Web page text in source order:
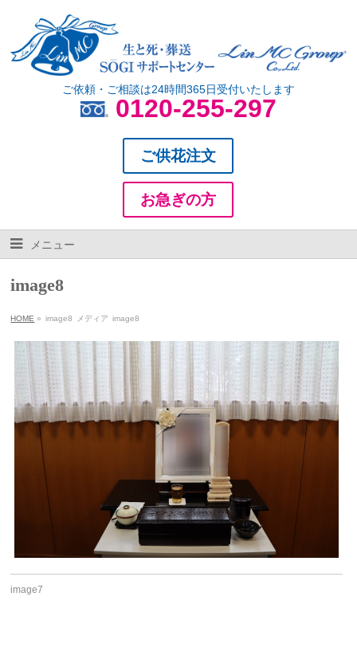
ご依頼・ご相談は24時間365日受付いたします
0120-255-297
ご供花注文
お急ぎの方
メニュー
image8
HOME » image8 メディア image8
image7